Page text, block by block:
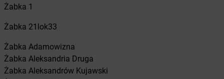
Żabka 1
Żabka 21lok33
Żabka Adamowizna
Żabka Aleksandria Druga
Żabka Aleksandrów Kujawski